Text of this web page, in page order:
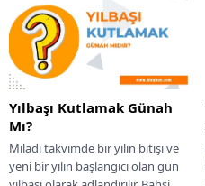
Yılbaşı Kutlamak Günah
Mı?
Miladi takvimde bir yılın bitişi ve
yeni bir yılın başlangıcı olan gün